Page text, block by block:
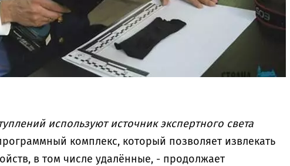
используют источник экспертного света
комплекс, который позволяет извлекать
в том числе удалённые, - продолжает